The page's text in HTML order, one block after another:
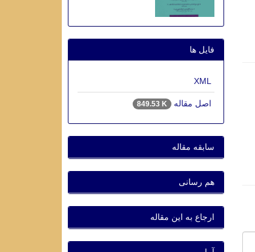
فایل ها
XML
اصل مقاله 849.53 K
سابقه مقاله
هم رسانی
ارجاع به این مقاله